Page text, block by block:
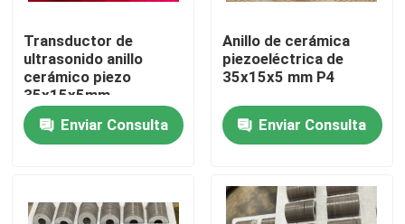
Productos
Sobre nosotros
Transductor de
ultrasonido anillo
cerámico piezo
35x15x5mm
Enviar Consulta
Anillo de cerámica
piezoeléctrica de
35x15x5 mm P4
Enviar Consulta